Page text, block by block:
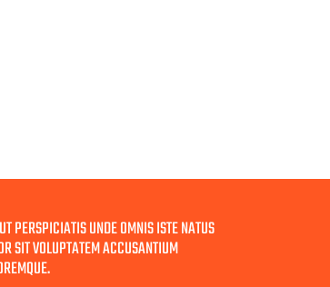
PERSPICIATIS UNDE OMNIS ISTE NATUS
SIT VOLUPTATEM ACCUSANTIUM